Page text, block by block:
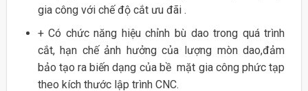
gia công với chế độ cắt ưu đãi .
+ Có chức năng hiệu chỉnh bù dao trong quá trình
cắt, hạn chế ảnh hưởng của lượng mòn dao,đảm
bảo tạo ra biến dạng của bề mặt gia công phức tạp
theo kích thước lập trình CNC.